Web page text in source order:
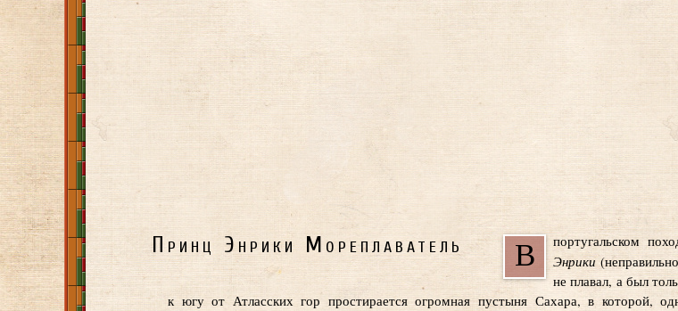
Принц Энрики Мореплаватель В португальском
Энрики
не плавал, а был
к югу от Атласских гор простирается огромная пустыня Сахара, в которой,